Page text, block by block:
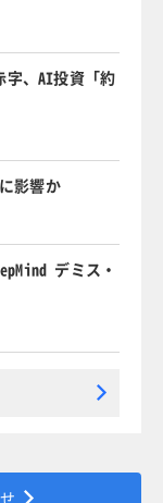
字、AI投資「約
影響か
デミス・